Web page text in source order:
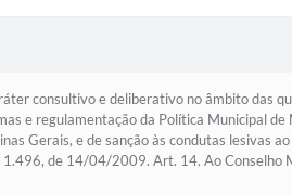
consultivo e deliberativo no âmbito das
e regulamentação da Política Municipal de
Gerais, e de sanção às condutas lesivas
de 14/04/2009. Art. 14. Ao Conselho